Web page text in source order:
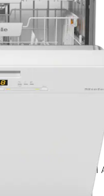
I QuickPowerWash I